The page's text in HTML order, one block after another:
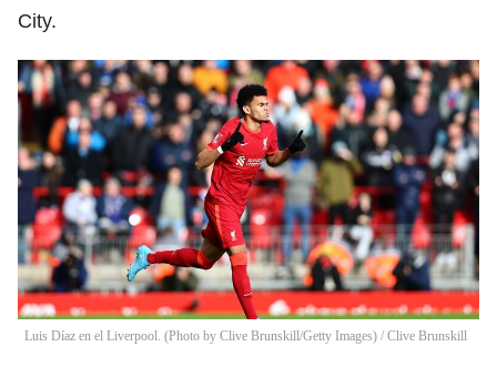
City.
Luis Díaz en el Liverpool. (Photo by Clive Brunskill/Getty Images) / Clive Brunskill